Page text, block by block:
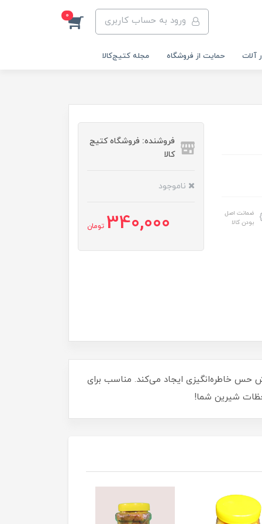
ورود به حساب کاربری 0
آلات حمایت از فروشگاه مجله کتیج‌کالا
ضمانت اصل
بودن کالا
فروشنده: فروشگاه کتیج
کالا
ناموجود
340,000 تومان
حس خاطره‌انگیزی ایجاد می‌کند. مناسب برای
شیرین شما!